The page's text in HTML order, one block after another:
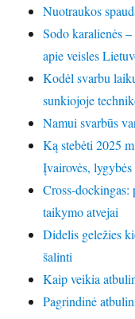
Nuotraukos
Sodo karalienės
apie veisles
Kodėl svarbu
sunkiojoje
Namui svarbūs
Ką stebėti 2025
Įvairovės,
Cross-
taikymo atvejai
Didelis geležies
šalinti
Kaip veikia
Pagrindinė